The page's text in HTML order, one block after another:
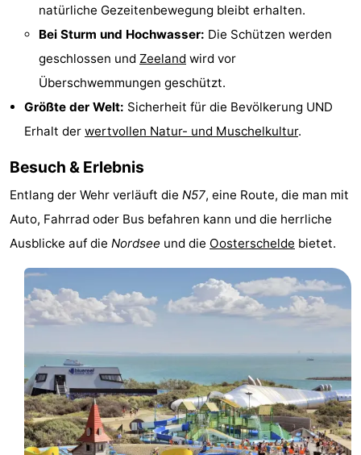
Frühstück)
Strand
Sehen
tun
Museen
Denkmäler
-
-
Spielplätze
Indoor-
Spielplätze
Bowling
Wellness-
Zentren
Dörfer
Natur
natürliche Gezeitenbewegung bleibt erhalten.
Bei Sturm und Hochwasser: Die Schützen werden
geschlossen und Zeeland wird vor
Überschwemmungen geschützt.
Größte der Welt: Sicherheit für die Bevölkerung UND
Erhalt der wertvollen Natur- und Muschelkultur.
Besuch & Erlebnis
Entlang der Wehr verläuft die N57, eine Route, die man mit
Auto, Fahrrad oder Bus befahren kann und die herrliche
Ausblicke auf die Nordsee und die Oosterschelde bietet.